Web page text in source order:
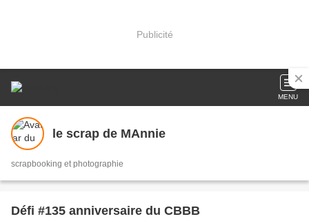
Publicité
MENU
le scrap de MAnnie
scrapbooking et photographie
Défi #135 anniversaire du CBBB